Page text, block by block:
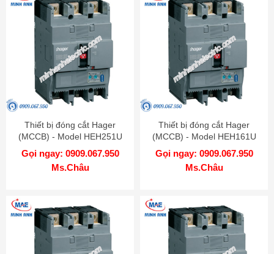
Thiết bị đóng cắt Hager
(MCCB) - Model HEH251U
Gọi ngay: 0909.067.950
Ms.Châu
Thiết bị đóng cắt Hager
(MCCB) - Model HEH161U
Gọi ngay: 0909.067.950
Ms.Châu